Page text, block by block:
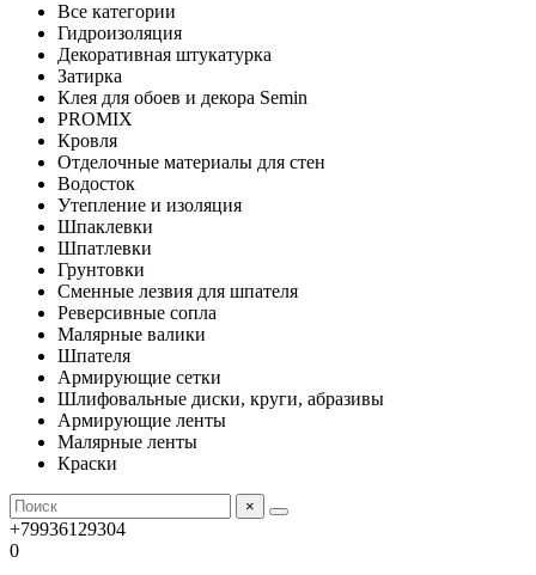
Все категории
Гидроизоляция
Декоративная штукатурка
Затирка
Клея для обоев и декора Semin
PROMIX
Кровля
Отделочные материалы для стен
Водосток
Утепление и изоляция
Шпаклевки
Шпатлевки
Грунтовки
Сменные лезвия для шпателя
Реверсивные сопла
Малярные валики
Шпателя
Армирующие сетки
Шлифовальные диски, круги, абразивы
Армирующие ленты
Малярные ленты
Краски
×
+79936129304
0